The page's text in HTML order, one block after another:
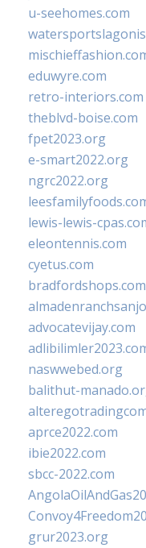
u-seehomes.com
eduwyre.com
retro-interiors.com
theblvd-boise.com
fpet2023.org
e-smart2022.org
ngrc2022.org
lewis-lewis-
eleontennis.com
cyetus.com
bradfordshops.com
advocatevijay.com
naswwebed.org
balithut-
aprce2022.com
ibie2022.com
sbcc-2022.com
grur2023.org